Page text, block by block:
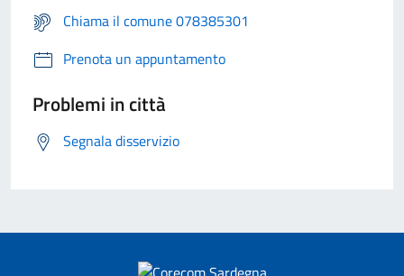
Chiama il comune 078385301
Prenota un appuntamento
Problemi in città
Segnala disservizio